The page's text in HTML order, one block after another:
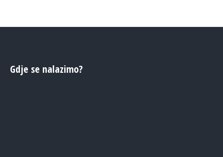
Gdje se nalazimo?